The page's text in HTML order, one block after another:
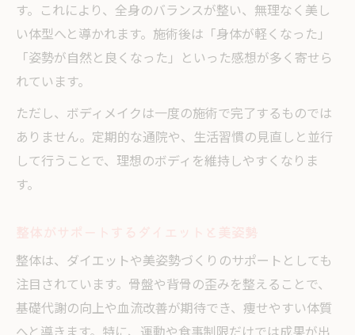
す。これにより、全身のバランスが整い、無理なく美し
い体型へと導かれます。施術後は「身体が軽くなった」
「姿勢が自然と良くなった」といった感想が多く寄せら
れています。
ただし、ボディメイクは一度の施術で完了するものでは
ありません。定期的な通院や、生活習慣の見直しと並行
して行うことで、理想のボディを維持しやすくなりま
す。
整体は、ダイエットや美姿勢づくりのサポートとしても
注目されています。骨盤や背骨の歪みを整えることで、
基礎代謝の向上や血流改善が期待でき、痩せやすい体質